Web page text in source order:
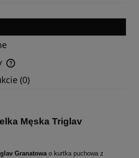
kosztów płatności
(0)
Męska Triglav
Granatowa o kurtka puchowa z